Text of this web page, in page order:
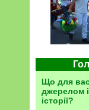
Що для
джерелом
історії?